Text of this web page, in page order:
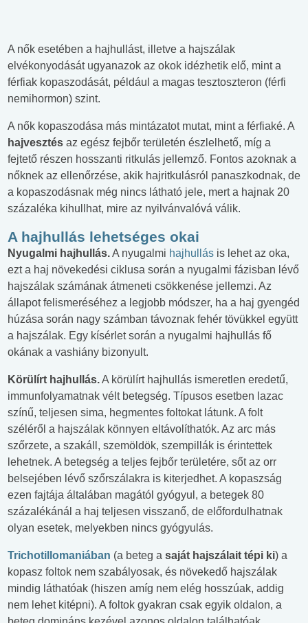
A nők esetében a hajhullást, illetve a hajszálak
elvékonyodását ugyanazok az okok idézhetik elő, mint a
férfiak kopaszodását, például a magas tesztoszteron (férfi
nemihormon) szint.
A nők kopaszodása más mintázatot mutat, mint a férfiaké. A
hajvesztés az egész fejbőr területén észlelhető, míg a
fejtető részen hosszanti ritkulás jellemző. Fontos azoknak a
nőknek az ellenőrzése, akik hajritkulásról panaszkodnak, de
a kopaszodásnak még nincs látható jele, mert a hajnak 20
százaléka kihullhat, mire az nyilvánvalóvá válik.
A hajhullás lehetséges okai
Nyugalmi hajhullás.A nyugalmi hajhullás is lehet az oka,
ezt a haj növekedési ciklusa során a nyugalmi fázisban lévő
hajszálak számának átmeneti csökkenése jellemzi. Az
állapot felismeréséhez a legjobb módszer, ha a haj gyengéd
húzása során nagy számban távoznak fehér tövükkel együtt
a hajszálak. Egy kísérlet során a nyugalmi hajhullás fő
okának a vashiány bizonyult.
Körülírt hajhullás.A körülírt hajhullás ismeretlen eredetű,
immunfolyamatnak vélt betegség. Típusos esetben lazac
színű, teljesen sima, hegmentes foltokat látunk. A folt
széléről a hajszálak könnyen eltávolíthatók. Az arc más
szőrzete, a szakáll, szemöldök, szempillák is érintettek
lehetnek. A betegség a teljes fejbőr területére, sőt az orr
belsejében lévő szőrszálakra is kiterjedhet. A kopaszság
ezen fajtája általában magától gyógyul, a betegek 80
százalékánál a haj teljesen visszanő, de előfordulhatnak
olyan esetek, melyekben nincs gyógyulás.
Trichotillomaniában (a beteg a saját hajszálait tépi ki) a
kopasz foltok nem szabályosak, és növekedő hajszálak
mindig láthatóak (hiszen amíg nem elég hosszúak, addig
nem lehet kitépni). A foltok gyakran csak egyik oldalon, a